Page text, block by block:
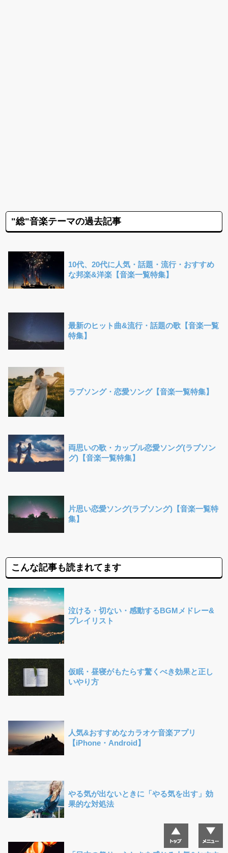
"総"音楽テーマの過去記事
10代、20代に人気・話題・流行・おすすめ
な邦楽&洋楽【音楽一覧特集】
最新のヒット曲&流行・話題の歌【音楽一覧
特集】
ラブソング・恋愛ソング【音楽一覧特集】
両思いの歌・カップル恋愛ソング(ラブソン
グ)【音楽一覧特集】
片思い恋愛ソング(ラブソング)【音楽一覧特
集】
こんな記事も読まれてます
泣ける・切ない・感動するBGMメドレー&
プレイリスト
仮眠・昼寝がもたらす驚くべき効果と正し
いやり方
人気&おすすめなカラオケ音楽アプリ
【iPhone・Android】
やる気が出ないときに「やる気を出す」効
果的な対処法